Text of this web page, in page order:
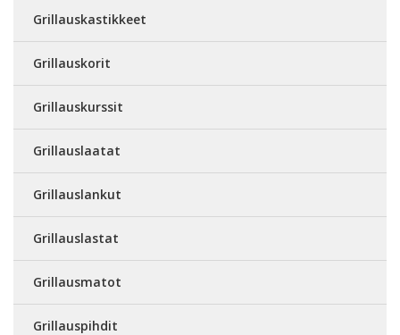
Grillauskastikkeet
Grillauskorit
Grillauskurssit
Grillauslaatat
Grillauslankut
Grillauslastat
Grillausmatot
Grillauspihdit